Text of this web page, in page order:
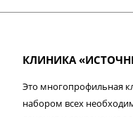
КЛИНИКА
Это многопрофильная
набором всех